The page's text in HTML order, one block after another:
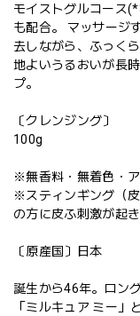
モイストグルコース
も配合。 マッサージ
去しながら、ふっく
地よいうるおいが長
プ。
〔クレンジング〕
100g
※無香料・無着色・
※スティンギング（
の方に皮ふ刺激が起
〔原産国〕日本
誕生から46年。ロン
「ミルキュア ミー」